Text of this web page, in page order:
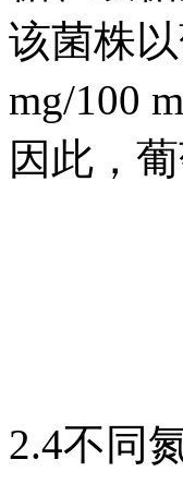
该菌株
mg/100
因此，
2.4不同